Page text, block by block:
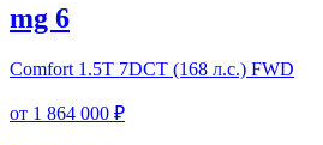
mg 6
Comfort 1.5T 7DCT (168 л.с.) FWD
от 1 864 000 ₽